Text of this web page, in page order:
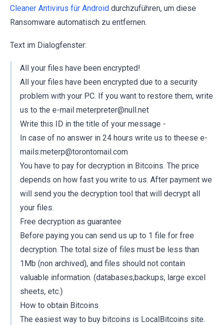
Cleaner Antivirus für Android durchzuführen, um diese
Ransomware automatisch zu entfernen.
Text im Dialogfenster:
All your files have been encrypted!
All your files have been encrypted due to a security
problem with your PC. If you want to restore them, write
us to the e-mail meterpreter@null.net
Write this ID in the title of your message -
In case of no answer in 24 hours write us to theese e-
mails:meterp@torontomail.com
You have to pay for decryption in Bitcoins. The price
depends on how fast you write to us. After payment we
will send you the decryption tool that will decrypt all
your files.
Free decryption as guarantee
Before paying you can send us up to 1 file for free
decryption. The total size of files must be less than
1Mb (non archived), and files should not contain
valuable information. (databases,backups, large excel
sheets, etc.)
How to obtain Bitcoins
The easiest way to buy bitcoins is LocalBitcoins site.